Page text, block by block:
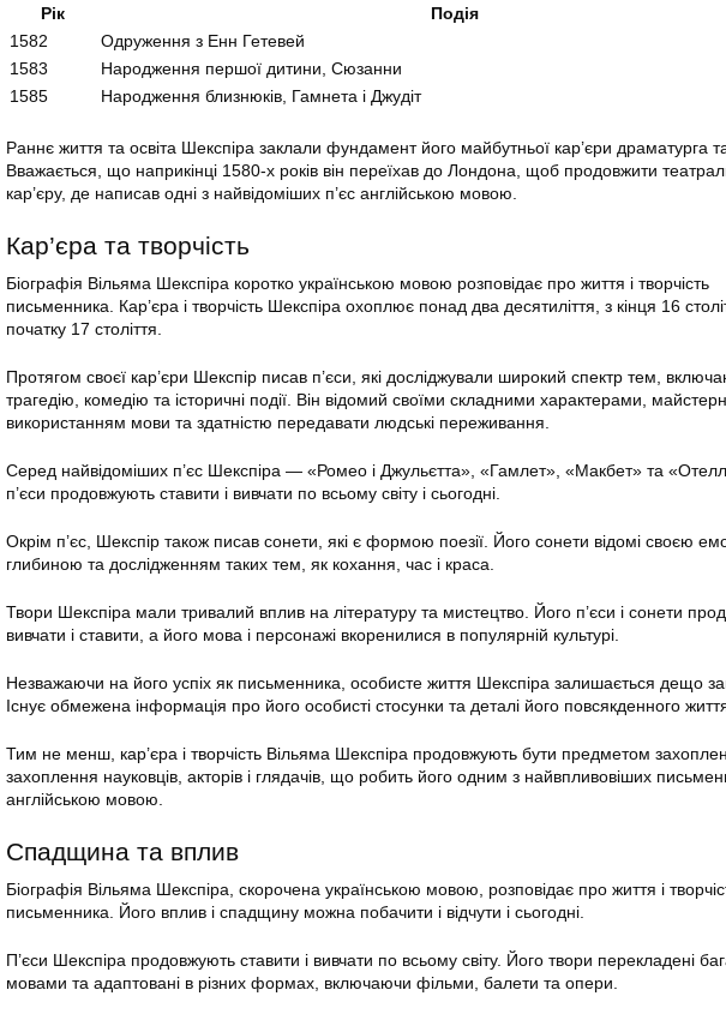
Рік
Подія
1582
Одруження з Енн Гетевей
1583
Народження першої дитини, Сюзанни
1585
Народження близнюків, Гамнета і Джудіт
Раннє життя та освіта Шекспіра заклали фундамент його майбутньої кар’єри драматурга
Вважається, що наприкінці 1580-х років він переїхав до Лондона, щоб продовжити
кар’єру, де написав одні з найвідоміших п’єс англійською мовою.
Кар’єра та творчість
Біографія Вільяма Шекспіра коротко українською мовою розповідає про життя і творчість
письменника. Кар’єра і творчість Шекспіра охоплює понад два десятиліття, з кінця 16
початку 17 століття.
Протягом своєї кар’єри Шекспір писав п’єси, які досліджували широкий спектр тем,
трагедію, комедію та історичні події. Він відомий своїми складними характерами,
використанням мови та здатністю передавати людські переживання.
Серед найвідоміших п’єс Шекспіра — «Ромео і Джульєтта», «Гамлет», «Макбет» та
п’єси продовжують ставити і вивчати по всьому світу і сьогодні.
Окрім п’єс, Шекспір також писав сонети, які є формою поезії. Його сонети відомі своєю
глибиною та дослідженням таких тем, як кохання, час і краса.
Твори Шекспіра мали тривалий вплив на літературу та мистецтво. Його п’єси і сонети
вивчати і ставити, а його мова і персонажі вкоренилися в популярній культурі.
Незважаючи на його успіх як письменника, особисте життя Шекспіра залишається дещо
Існує обмежена інформація про його особисті стосунки та деталі його повсякденного
Тим не менш, кар’єра і творчість Вільяма Шекспіра продовжують бути предметом
захоплення науковців, акторів і глядачів, що робить його одним з найвпливовіших
англійською мовою.
Спадщина та вплив
Біографія Вільяма Шекспіра, скорочена українською мовою, розповідає про життя і
письменника. Його вплив і спадщину можна побачити і відчути і сьогодні.
П’єси Шекспіра продовжують ставити і вивчати по всьому світу. Його твори перекладені
мовами та адаптовані в різних формах, включаючи фільми, балети та опери.